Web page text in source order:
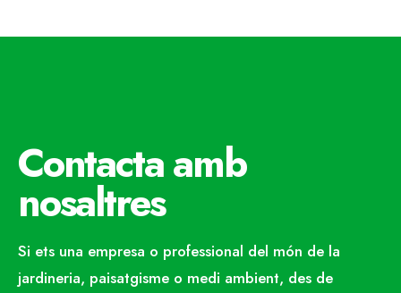
Contacta amb
nosaltres
Si ets una empresa o professional del món de la
jardineria, paisatgisme o medi ambient, des de